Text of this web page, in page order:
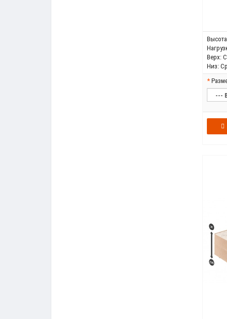
Верх:
Низ: